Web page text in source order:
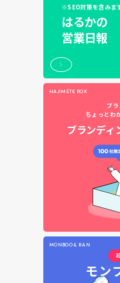
※SEO対策を含みま
はるかの
営業日報
HAJIMETE BOX
ブ
ちょっとわ
ブランディ
MONBOO & RAN
モン